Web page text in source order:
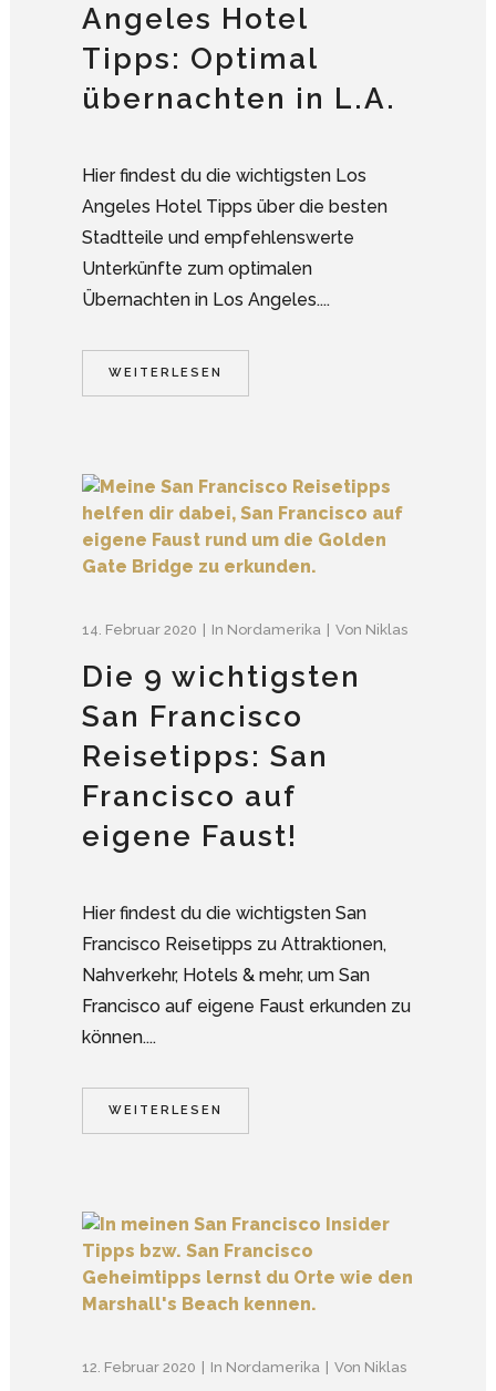
Angeles Hotel
Tipps: Optimal
übernachten in L.A.
Hier findest du die wichtigsten Los
Angeles Hotel Tipps über die besten
Stadtteile und empfehlenswerte
Unterkünfte zum optimalen
Übernachten in Los Angeles....
WEITERLESEN
14. Februar 2020 In Nordamerika Von Niklas
Die 9 wichtigsten
San Francisco
Reisetipps: San
Francisco auf
eigene Faust!
Hier findest du die wichtigsten San
Francisco Reisetipps zu Attraktionen,
Nahverkehr, Hotels & mehr, um San
Francisco auf eigene Faust erkunden zu
können....
WEITERLESEN
12. Februar 2020 In Nordamerika Von Niklas